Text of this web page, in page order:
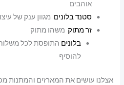
אוהבים
סטנד בלונים מגוון ענק של
זר מתוק משהו מתוק
בלונים התופסת לכל
להוסיף
אצלנו עושים את המארזים והמתנות